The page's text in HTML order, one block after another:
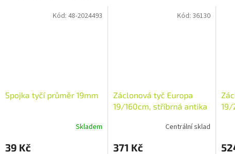
Spojka tyčí průměr 19mm
Skladem
39 Kč
Kód: 48-2024493
Záclonová tyč Europa
19/160cm, stříbrná antika
Centrální sklad
371 Kč
Kód: 36130
19/